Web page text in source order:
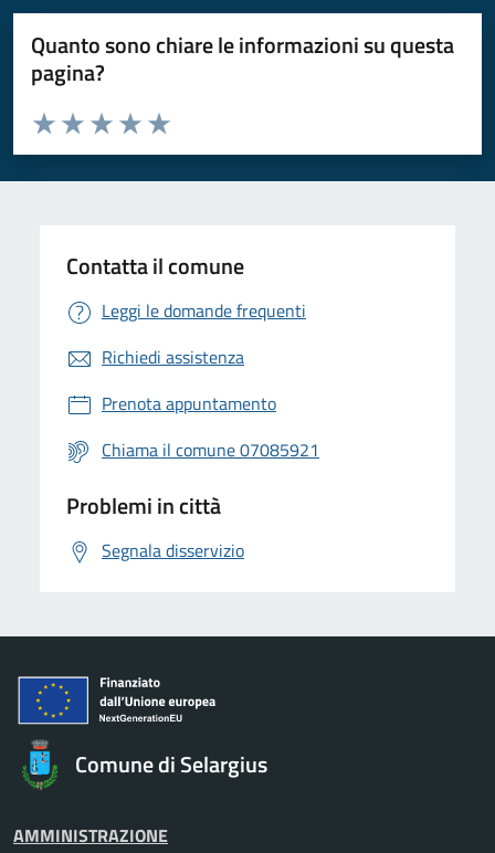
Quanto sono chiare le informazioni su questa
pagina?
Valuta da 1 a 5 stelle la pagina
Valuta 5 stelle su 5
Valuta 4 stelle su 5
Valuta 3 stelle su 5
Valuta 2 stelle su 5
Valuta 1 stelle su 5
Contatta il comune
Leggi le domande frequenti
Richiedi assistenza
Prenota appuntamento
Chiama il comune 07085921
Problemi in città
Segnala disservizio
Comune di Selargius
AMMINISTRAZIONE